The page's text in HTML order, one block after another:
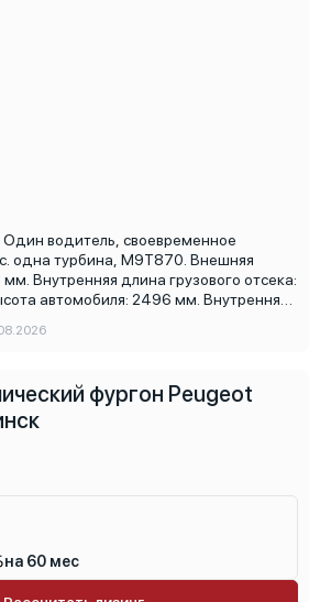
Один водитель, своевременное
одна турбина, M9T870. Внешняя
Внутренняя длина грузового отсека:
автомобиля: 2496 мм. Внутренняя
фургон Peugeot
на 60 мес